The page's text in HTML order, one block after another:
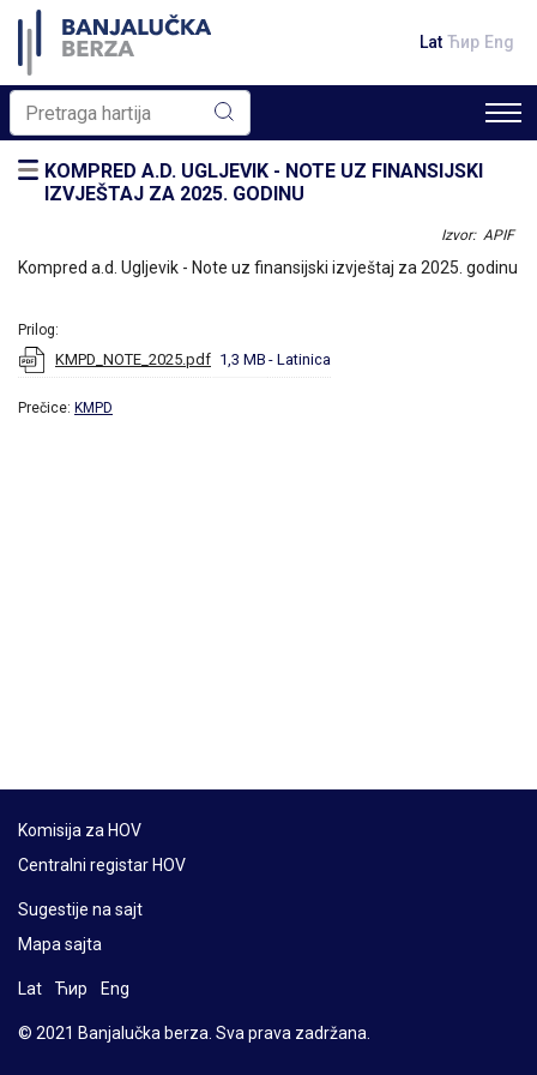
Lat Ћир Eng
KOMPRED A.D. UGLJEVIK - NOTE UZ FINANSIJSKI
IZVJEŠTAJ ZA 2025. GODINU
Izvor: APIF
Kompred a.d. Ugljevik - Note uz finansijski izvještaj za 2025. godinu
Prilog:
KMPD_NOTE_2025.pdf 1,3 MB - Latinica
Prečice: KMPD
Komisija za HOV
Centralni registar HOV
Sugestije na sajt
Mapa sajta
Lat Ћир Eng
© 2021 Banjalučka berza. Sva prava zadržana.